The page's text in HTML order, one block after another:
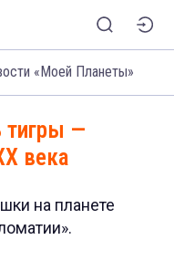
«Моей Планеты»
тигры —
века
на планете